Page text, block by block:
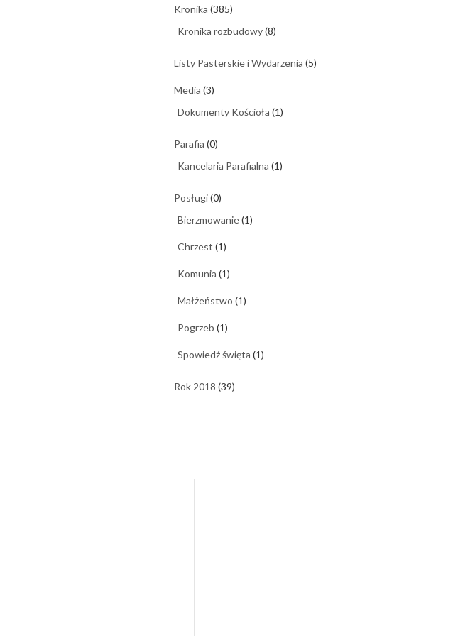
Kronika (385)
Kronika rozbudowy(8)
Listy Pasterskie i Wydarzenia (5)
Media (3)
Dokumenty Kościoła (1)
Parafia (0)
Kancelaria Parafialna (1)
Posługi(0)
Bierzmowanie(1)
Chrzest (1)
Komunia (1)
Małżeństwo (1)
Pogrzeb (1)
Spowiedź święta (1)
Rok 2018 (39)